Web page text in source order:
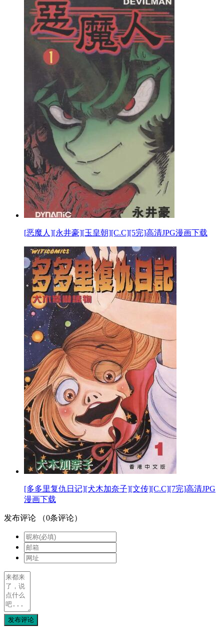
[恶魔人][永井豪][玉皇朝][C.C][5完]高清JPG漫画下载
[多多里复仇日记][犬木加奈子][文传][C.C][7完]高清JPG
漫画下载
发布评论 （0条评论）
发布评论